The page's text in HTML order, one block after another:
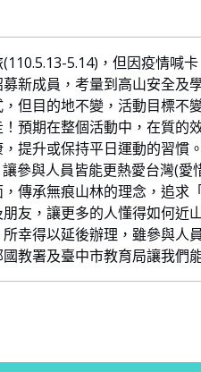
5.14)，但因疫情喊
新成員，考量到高山安全
但目的地不變，活動目標不
預期在整個活動中，在質
提升或保持平日運動的習慣
參與人員皆能更熱愛台灣(
傳承無痕山林的理念，追求
友，讓更多的人懂得如何近
幸得以延後辦理，雖參與
教署及臺中市教育局讓我們